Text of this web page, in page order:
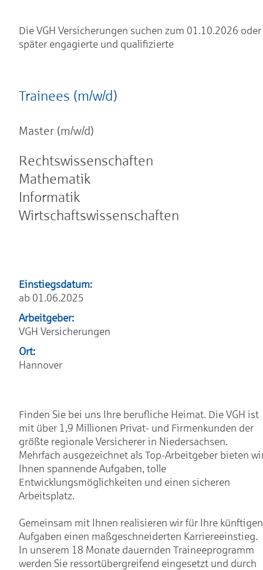
Die VGH Versicherungen suchen zum 01.10.2026 oder
später engagierte und qualifizierte
Trainees (m/w/d)
Master (m/w/d)
Rechtswissenschaften
Mathematik
Informatik
Wirtschaftswissenschaften
Einstiegsdatum:
ab 01.06.2025
Arbeitgeber:
VGH Versicherungen
Ort:
Hannover
Finden Sie bei uns Ihre berufliche Heimat. Die VGH ist
mit über 1,9 Millionen Privat- und Firmenkunden der
größte regionale Versicherer in Niedersachsen.
Mehrfach ausgezeichnet als Top-Arbeitgeber bieten
Ihnen spannende Aufgaben, tolle
Entwicklungsmöglichkeiten und einen sicheren
Arbeitsplatz.
Gemeinsam mit Ihnen realisieren wir für Ihre künftigen
Aufgaben einen maßgeschneiderten Karriereeinstieg.
In unserem 18 Monate dauernden Traineeprogramm
werden Sie ressortübergreifend eingesetzt und durch